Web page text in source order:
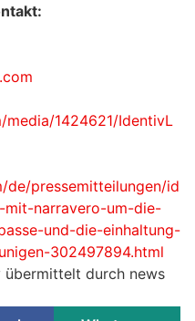
1424621/IdentivL
de/pressemitteilungen/id
narravero-um-die-
und-die-einhaltung-
302497894.html
durch news